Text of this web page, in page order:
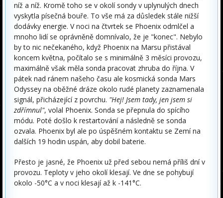
níž a níž. Kromě toho se v okolí sondy v uplynulých dnech
vyskytla písečná bouře. To vše má za důsledek stále nižší
dodávky energie. V noci na čtvrtek se Phoenix odmlčel a
mnoho lidí se oprávněně domnívalo, že je "konec". Nebylo
by to nic nečekaného, když Phoenix na Marsu přistával
koncem května, počítalo se s minimálně 3 měsíci provozu,
maximálně však měla sonda pracovat zhruba do října. V
pátek nad ránem našeho času ale kosmická sonda Mars
Odyssey na oběžné dráze okolo rudé planety zaznamenala
signál, přicházející z povrchu. "Hej! Jsem tady, jen jsem si
zdřímnul", volal Phoenix. Sonda se přepnula do spícího
módu. Poté došlo k restartování a následně se sonda
ozvala. Phoenix byl ale po úspěšném kontaktu se Zemí na
dalších 19 hodin uspán, aby dobil baterie.
Přesto je jasné, že Phoenix už před sebou nemá příliš dní v
provozu. Teploty v jeho okolí klesají. Ve dne se pohybují
okolo -50°C a v noci klesají až k -141°C.